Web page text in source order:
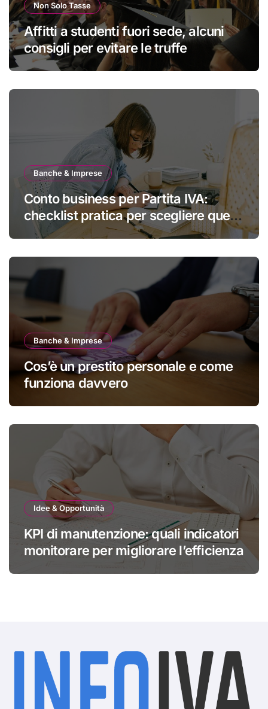
Non Solo Tasse
Affitti a studenti fuori sede, alcuni
consigli per evitare le truffe
Banche & Imprese
Conto business per Partita IVA:
checklist pratica per scegliere quello
giusto
Banche & Imprese
Cos’è un prestito personale e come
funziona davvero
Idee & Opportunità
KPI di manutenzione: quali indicatori
monitorare per migliorare l’efficienza